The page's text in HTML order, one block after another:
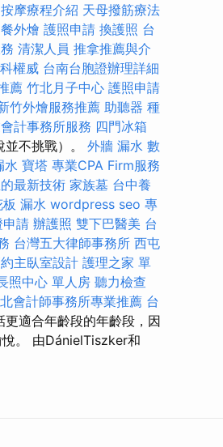
按摩療程介紹 天母撥筋療法
外燴 護照申請 換護照 台
清潔人員 推拿推薦與介
權威 台南台胞證辦理詳細
薦 竹北月子中心 護照申請
竹外燴服務推薦 助聽器 種
計事務所服務 四門冰箱
不挑戰）。 外牆 漏水 數
水 寶塔 專業CPA Firm服務
最新技術 家族墓 台中養
板 漏水 wordpress seo 專
申請 辦護照 雙下巴醫美 台
台灣五大律師事務所 西屯
主臥室設計 護理之家 單
照中心 單人房 聽力檢查
會計師事務所專業推薦 台
適合年齡段的年齡段，因
。 由DánielTiszker和